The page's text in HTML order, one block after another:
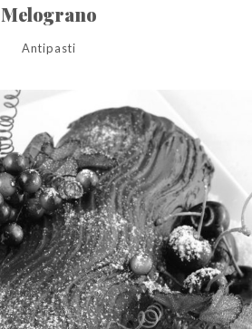
Melograno
Antipasti